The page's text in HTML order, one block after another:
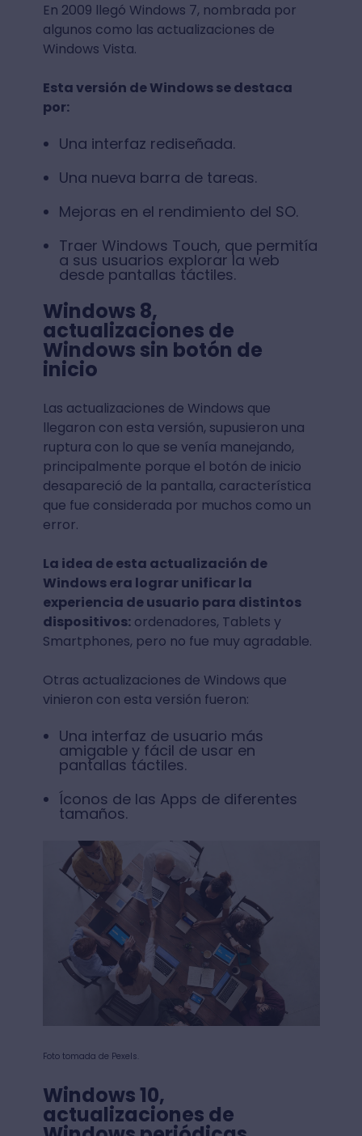
En 2009 llegó Windows 7, nombrada por
algunos como las actualizaciones de
Windows Vista.
Esta versión de Windows se destaca
por:
Una interfaz rediseñada.
Una nueva barra de tareas.
Mejoras en el rendimiento del SO.
Traer Windows Touch, que permitía
a sus usuarios explorar la web
desde pantallas táctiles.
Windows 8,
actualizaciones de
Windows sin botón de
inicio
Las actualizaciones de Windows que
llegaron con esta versión, supusieron una
ruptura con lo que se venía manejando,
principalmente porque el botón de inicio
desapareció de la pantalla, característica
que fue considerada por muchos como un
error.
La idea de esta actualización de
Windows era lograr unificar la
experiencia de usuario para distintos
dispositivos:ordenadores, Tablets y
Smartphones, pero no fue muy agradable.
Otras actualizaciones de Windows que
vinieron con esta versión fueron:
Una interfaz de usuario más
amigable y fácil de usar en
pantallas táctiles.
Íconos de las Apps de diferentes
tamaños.
Foto tomada de Pexels.
Windows 10,
actualizaciones de